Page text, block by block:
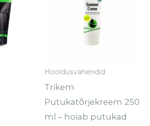
teha
tootelehel.
Hooldusvahendid
Trikem
Putukatõrjekreem 250
ml – hoiab putukad